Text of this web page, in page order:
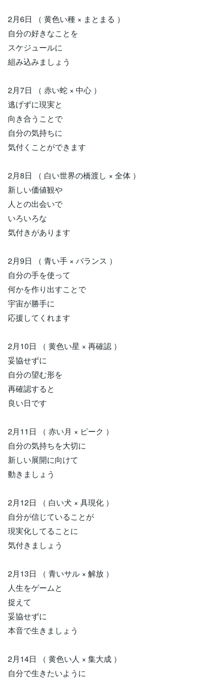
2月6日 （ 黄色い種 × まとまる ）
自分の好きなことを
スケジュールに
組み込みましょう
2月7日 （ 赤い蛇 × 中心 ）
逃げずに現実と
向き合うことで
自分の気持ちに
気付くことができます
2月8日 （ 白い世界の橋渡し × 全体 ）
新しい価値観や
人との出会いで
いろいろな
気付きがあります
2月9日 （ 青い手 × バランス ）
自分の手を使って
何かを作り出すことで
宇宙が勝手に
応援してくれます
2月10日 （ 黄色い星 × 再確認 ）
妥協せずに
自分の望む形を
再確認すると
良い日です
2月11日 （ 赤い月 × ピーク ）
自分の気持ちを大切に
新しい展開に向けて
動きましょう
2月12日 （ 白い犬 × 具現化 ）
自分が信じていることが
現実化してることに
気付きましょう
2月13日 （ 青いサル × 解放 ）
人生をゲームと
捉えて
妥協せずに
本音で生きましょう
2月14日 （ 黄色い人 × 集大成 ）
自分で生きたいように